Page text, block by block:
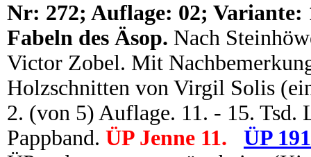
Nr: 272; Auflage: 02; Variante:
Fabeln des Äsop. Nach
Victor Zobel. Mit
Holzschnitten von Virgil Solis
2. (von 5) Auflage. 11. - 15.
Pappband. ÜP Jenne 11.
ÜP